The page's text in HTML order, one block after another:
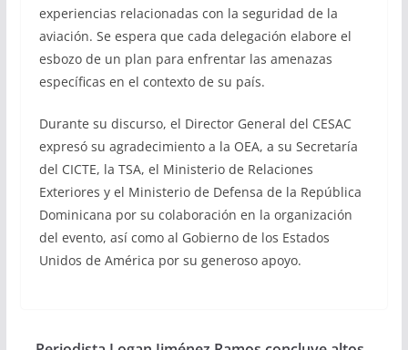
experiencias relacionadas con la seguridad de la
aviación. Se espera que cada delegación elabore el
esbozo de un plan para enfrentar las amenazas
específicas en el contexto de su país.
Durante su discurso, el Director General del CESAC
expresó su agradecimiento a la OEA, a su Secretaría
del CICTE, la TSA, el Ministerio de Relaciones
Exteriores y el Ministerio de Defensa de la República
Dominicana por su colaboración en la organización
del evento, así como al Gobierno de los Estados
Unidos de América por su generoso apoyo.